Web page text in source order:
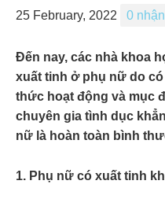
25 February, 2022 0
Đến nay, các nhà khoa
xuất tinh ở phụ nữ do
thức hoạt động và mục
chuyên gia tình dục
nữ là hoàn toàn bình
1. Phụ nữ có xuất tinh